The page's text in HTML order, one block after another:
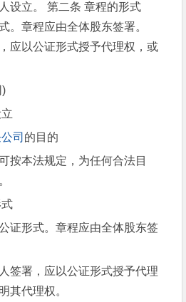
设立。 第二条 章程的形式
。章程应由全体股东签署。
应以公证形式授予代理权，或
)
司 的目的
按本法规定，为任何合法目
证形式。章程应由全体股东签
签署，应以公证形式授予代理
其代理权。